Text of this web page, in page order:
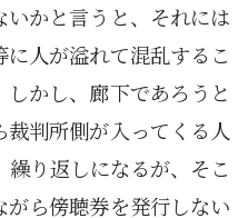
かと言うと、それには
人が溢れて混乱するこ
かし、廊下であろうと
判所側が入ってくる人
り返しになるが、そこ
ら傍聴券を発行しない